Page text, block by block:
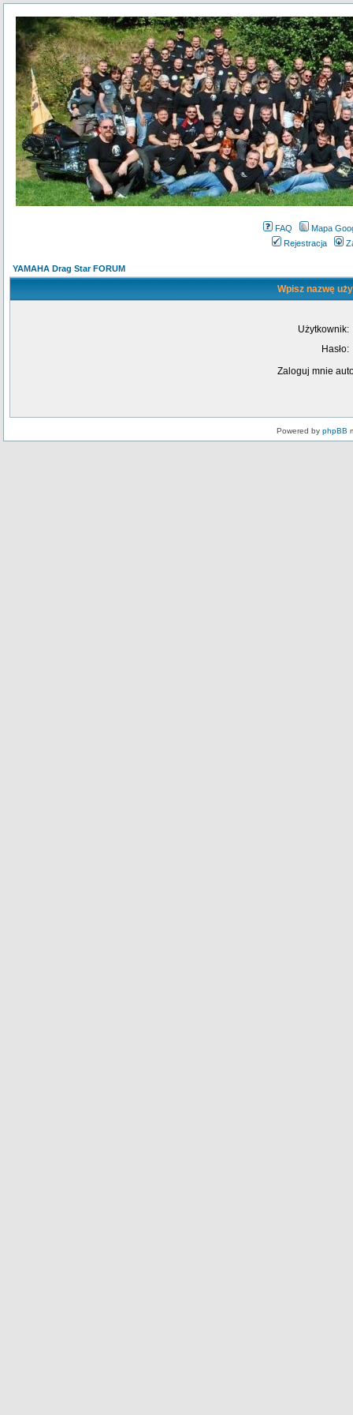
FAQ
Mapa
Rejestracja
YAMAHA Drag Star FORUM
Wpisz nazwę
Użytkownik:
Hasło:
Zaloguj mnie
Powered by phpBB